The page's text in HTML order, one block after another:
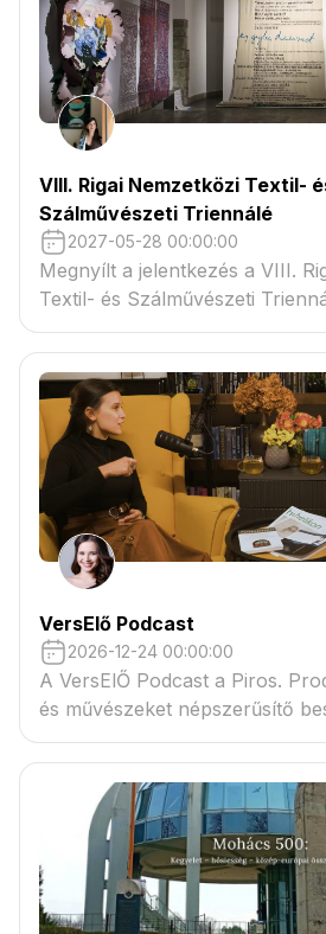
VIII. Rigai Nemzetközi Textil-
Szálművészeti Triennálé
2027-05-28 00:00:00
Megnyílt a jelentkezés a VIII.
Textil- és Szálművészeti
VersElő Podcast
2026-12-24 00:00:00
A VersElŐ Podcast a Piros.
és művészeket népszerűsítő